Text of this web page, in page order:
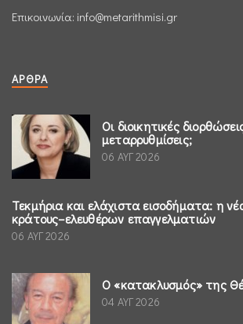
Επικοινωνία: info@metarithmisi.gr
ΆΡΘΡΑ
Οι διοικητικές
μεταρρυθμίσεις;
06 ΑΥΓ 2026
Τεκμήρια και ελάχιστα εισοδήματα: η
κράτους–ελευθέρων επαγγελματιών
06 ΑΥΓ 2026
Ο «κατακλυσμός» της
04 ΑΥΓ 2026